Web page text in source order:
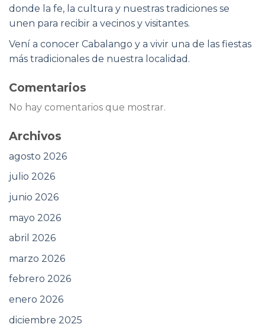
donde la fe, la cultura y nuestras tradiciones se
unen para recibir a vecinos y visitantes.
Vení a conocer Cabalango y a vivir una de las fiestas
más tradicionales de nuestra localidad.
Comentarios
No hay comentarios que mostrar.
Archivos
agosto 2026
julio 2026
junio 2026
mayo 2026
abril 2026
marzo 2026
febrero 2026
enero 2026
diciembre 2025